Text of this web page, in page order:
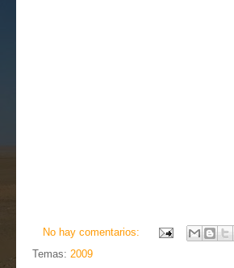
No hay comentarios:
Temas: 2009